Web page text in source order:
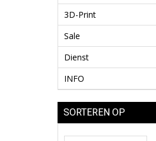
3D-Print
Sale
Dienst
INFO
SORTEREN OP